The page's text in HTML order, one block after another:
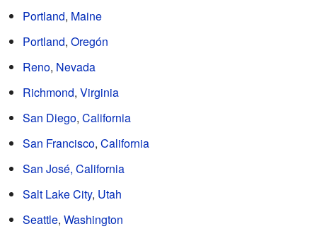
Portland, Maine
Portland, Oregón
Reno, Nevada
Richmond, Virginia
San Diego, California
San Francisco, California
San José, California
Salt Lake City, Utah
Seattle, Washington